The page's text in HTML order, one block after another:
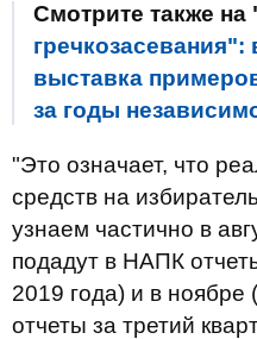
Смотрите также
гречкозасевания":
выставка
за годы
"Это означает, что
средств на
узнаем частично в
подадут в НАПК
2019 года) и в ноябре
отчеты за третий